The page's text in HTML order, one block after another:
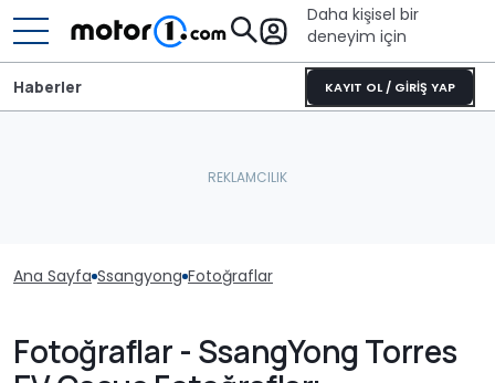
Daha kişisel bir
deneyim için
KAYIT OL / GİRİŞ YAP
Haberler
Ana Sayfa Ssangyong Fotoğraflar
Fotoğraflar - SsangYong Torres